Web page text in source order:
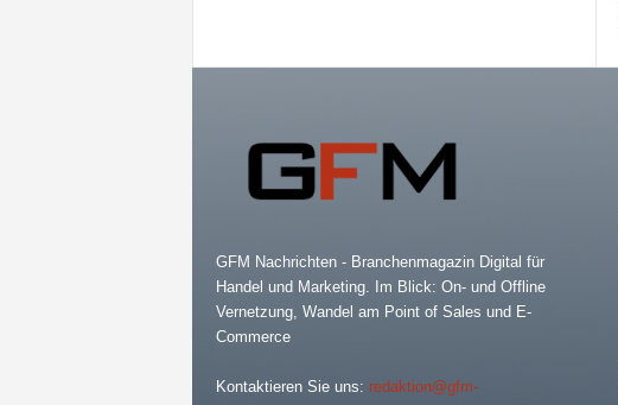
GFM Nachrichten - Branchenmagazin Digital für
Handel und Marketing. Im Blick: On- und Offline
Vernetzung, Wandel am Point of Sales und E-
Commerce
Kontaktieren Sie uns: redaktion@gfm-